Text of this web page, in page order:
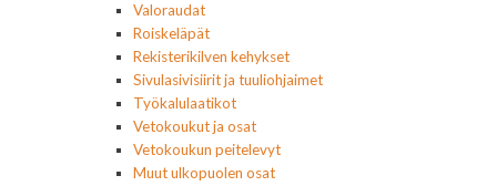
Valoraudat
Roiskeläpät
Rekisterikilven kehykset
Sivulasivisiirit ja tuuliohjaimet
Työkalulaatikot
Vetokoukut ja osat
Vetokoukun peitelevyt
Muut ulkopuolen osat